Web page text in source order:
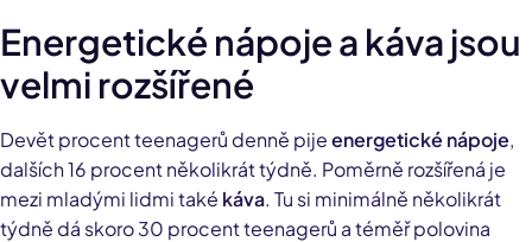
Energetické nápoje a káva jsou
velmi rozšířené
Devět procent teenagerů denně pijeenergetické nápoje,
dalších 16 procent několikrát týdně. Poměrně rozšířená je
mezi mladými lidmi také káva. Tu si minimálně několikrát
týdně dá skoro 30 procent teenagerů a téměř polovina